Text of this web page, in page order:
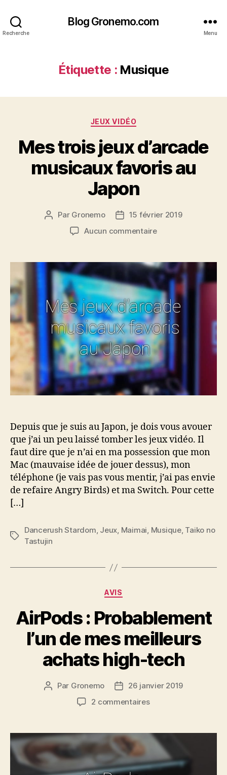
Recherche
Blog Gronemo.com
Menu
Étiquette : Musique
Catégories
JEUX VIDÉO
Mes trois jeux d’arcade
musicaux favoris au
Japon
Auteur
l’article
Par Gronemo
Date15 février 2019
Aucun commentairesur
jeux
d’arcade
musicaux
favoris
au
Japon
Depuis que je suis au Japon, je dois vous avouer
que j’ai un peu laissé tomber les jeux vidéo. Il
faut dire que je n’ai en ma possession que mon
Mac (mauvaise idée de jouer dessus), mon
téléphone (je vais pas vous mentir, j’ai pas envie
de refaire Angry Birds) et ma Switch. Pour cette
[…]
Étiquettes
Dancerush Stardom, Jeux, Maimai, Musique, Taiko no
Tastujin
Catégories
AVIS
AirPods : Probablement
l’un de mes meilleurs
achats high-tech
Auteur
Par Gronemo
Date26 janvier 2019
2 commentairessur
Probablement
l’un
de
mes